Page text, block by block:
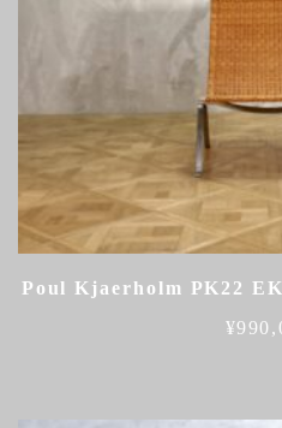
Poul Kjaerholm PK22
¥